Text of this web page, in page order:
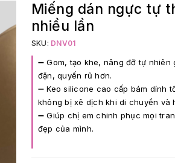
Miếng dán ngực tự
nhiều lần
SKU: DNV01
➖ Gom, tạo khe, nâng đỡ tự nhiên
đặn, quyến rũ hơn.
➖ Keo silicone cao cấp bám dính
không bị xê dịch khi di chuyển và
➖ Giúp chị em chinh phục mọi
đẹp của mình.